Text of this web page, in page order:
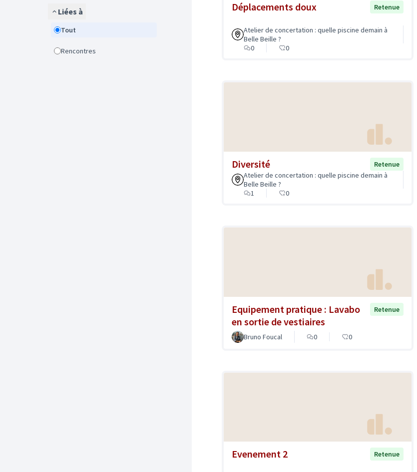
Liées à
Tout
Rencontres
Déplacements doux Retenue
Atelier de concertation : quelle piscine demain à
Belle Beille ?
0
0
Diversité
Retenue
Atelier de concertation : quelle piscine demain à
Belle Beille ?
1
0
Equipement pratique : Lavabo
en sortie de vestiaires
Retenue
Bruno Foucal 0 0
Evenement 2 Retenue